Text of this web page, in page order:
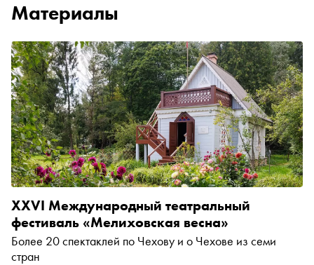
Материалы
XXVI Международный театральный
фестиваль «Мелиховская весна»
Более 20 спектаклей по Чехову и о Чехове из семи
стран